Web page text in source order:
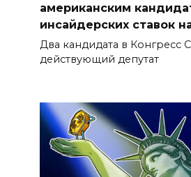
американским
инсайдерских ставок
Два кандидата в
действующий депутат